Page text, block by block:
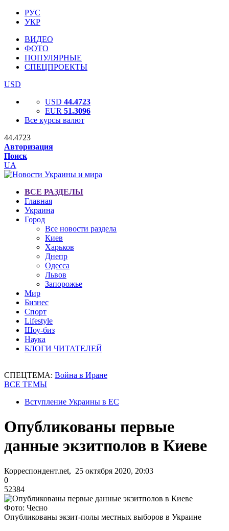
РУС
УКР
ВИДЕО
ФОТО
ПОПУЛЯРНЫЕ
СПЕЦПРОЕКТЫ
USD
USD 44.4723
EUR 51.3096
Все курсы валют
44.4723
Авторизация
Поиск
UA
ВСЕ РАЗДЕЛЫ
Главная
Украина
Город
Все новости раздела
Киев
Харьков
Днепр
Одесса
Львов
Запорожье
Мир
Бизнес
Спорт
Lifestyle
Шоу-биз
Наука
БЛОГИ ЧИТАТЕЛЕЙ
СПЕЦТЕМА: Война в Иране
ВСЕ ТЕМЫ
Вступление Украины в ЕС
Опубликованы первые
данные экзитполов в Киеве
Корреспондент.net, 25 октября 2020, 20:03
0
52384
Фото: Чесно
Опубликованы экзит-полы местных выборов в Украине